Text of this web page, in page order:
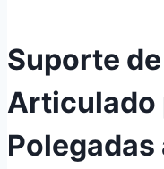
Suporte
Articulado